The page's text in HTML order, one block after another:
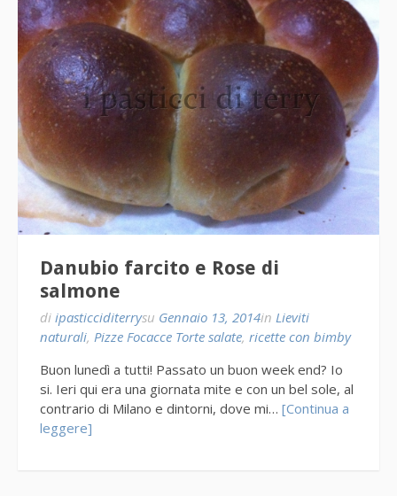
Danubio farcito e Rose di
salmone
di ipasticciditerrysu Gennaio 13, 2014in Lieviti
naturali, Pizze Focacce Torte salate, ricette con bimby
Buon lunedì a tutti! Passato un buon week end? Io
si. Ieri qui era una giornata mite e con un bel sole, al
contrario di Milano e dintorni, dove mi… [Continua a
leggere]